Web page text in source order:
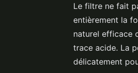
Le filtre ne fait
entièrement la
naturel efficace
trace acide. La
délicatement